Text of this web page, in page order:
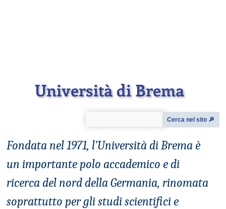
Università di Brema
Cerca nel sito 🔎︎
Fondata nel 1971, l’Università di Brema è
un importante polo accademico e di
ricerca del nord della Germania, rinomata
soprattutto per gli studi scientifici e